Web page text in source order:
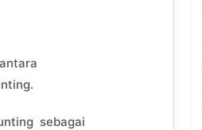
sebagai